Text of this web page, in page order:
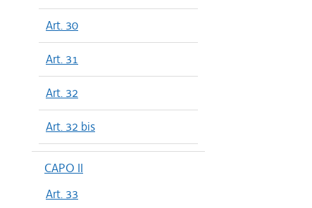
Art. 30
Art. 31
Art. 32
Art. 32 bis
CAPO II
Art. 33